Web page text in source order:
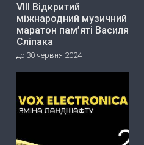
VIII Відкритий
міжнародний музичний
маратон пам’яті Василя
Сліпака
до 30 червня 2024